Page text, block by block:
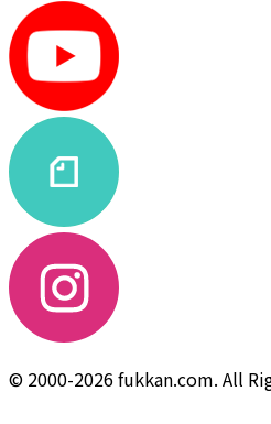
© 2000-2026 fukkan.com. All